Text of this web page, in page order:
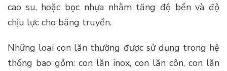
cao su, hoặc bọc nhựa nhằm tăng độ bền và độ
chịu lực cho băng truyền.
Những loại con lăn thường được sử dụng trong hệ
thống bao gồm: con lăn inox, con lăn côn, con lăn